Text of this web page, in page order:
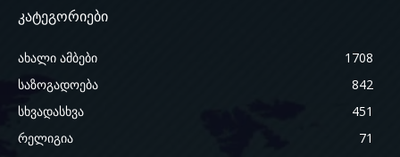
კატეგორიები
ახალი ამბები
1708
საზოგადოება
842
სხვადასხვა
451
რელიგია
71